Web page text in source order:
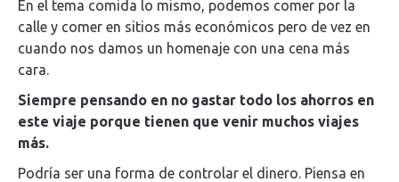
En el tema comida lo mismo, podemos comer por la
calle y comer en sitios más económicos pero de vez en
cuando nos damos un homenaje con una cena más
cara.
Siempre pensando en no gastar todo los ahorros en
este viaje porque tienen que venir muchos viajes
más.
Podría ser una forma de controlar el dinero. Piensa en